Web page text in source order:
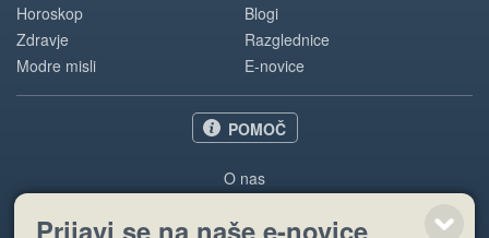
Horoskop
Zdravje
Modre misli
Blogi
Razglednice
E-novice
POMOČ
O nas
Pogoji uporabe
Prijavi se na naše e-novice